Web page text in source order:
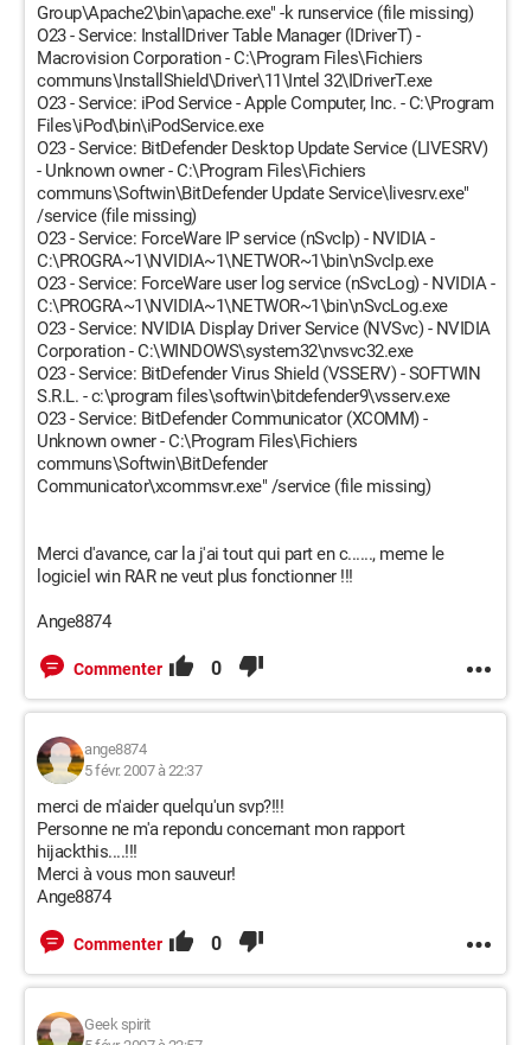
Group\Apache2\bin\apache.exe" -k runservice (file missing)
O23 - Service: InstallDriver Table Manager (IDriverT) -
Macrovision Corporation - C:\Program Files\Fichiers
communs\InstallShield\Driver\11\Intel 32\IDriverT.exe
O23 - Service: iPod Service - Apple Computer, Inc. - C:\Program
Files\iPod\bin\iPodService.exe
O23 - Service: BitDefender Desktop Update Service (LIVESRV)
- Unknown owner - C:\Program Files\Fichiers
communs\Softwin\BitDefender Update Service\livesrv.exe"
/service (file missing)
O23 - Service: ForceWare IP service (nSvcIp) - NVIDIA -
C:\PROGRA~1\NVIDIA~1\NETWOR~1\bin\nSvcIp.exe
O23 - Service: ForceWare user log service (nSvcLog) - NVIDIA -
C:\PROGRA~1\NVIDIA~1\NETWOR~1\bin\nSvcLog.exe
O23 - Service: NVIDIA Display Driver Service (NVSvc) - NVIDIA
Corporation - C:\WINDOWS\system32\nvsvc32.exe
O23 - Service: BitDefender Virus Shield (VSSERV) - SOFTWIN
S.R.L. - c:\program files\softwin\bitdefender9\vsserv.exe
O23 - Service: BitDefender Communicator (XCOMM) -
Unknown owner - C:\Program Files\Fichiers
communs\Softwin\BitDefender
Communicator\xcommsvr.exe" /service (file missing)
Merci d'avance, car la j'ai tout qui part en c......, meme le
logiciel win RAR ne veut plus fonctionner !!!
Ange8874
Commenter 0
ange8874
5 févr. 2007 à 22:37
merci de m'aider quelqu'un svp?!!!
Personne ne m'a repondu concernant mon rapport
hijackthis....!!!
Merci à vous mon sauveur!
Ange8874
Commenter 0
Geek spirit